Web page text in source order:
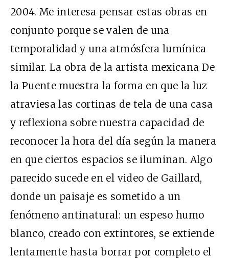
2004. Me interesa pensar estas obras en
conjunto porque se valen de una
temporalidad y una atmósfera lumínica
similar. La obra de la artista mexicana De
la Puente muestra la forma en que la luz
atraviesa las cortinas de tela de una casa
y reflexiona sobre nuestra capacidad de
reconocer la hora del día según la manera
en que ciertos espacios se iluminan. Algo
parecido sucede en el video de Gaillard,
donde un paisaje es sometido a un
fenómeno antinatural: un espeso humo
blanco, creado con extintores, se extiende
lentamente hasta borrar por completo el